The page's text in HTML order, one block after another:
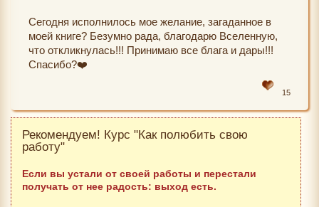
Сегодня исполнилось мое желание, загаданное в
моей книге? Безумно рада, благодарю Вселенную,
что откликнулась!!! Принимаю все блага и дары!!!
Спасибо?❤️
15
Рекомендуем! Курс "Как полюбить свою
работу"
Если вы устали от своей работы и перестали
получать от нее радость: выход есть.